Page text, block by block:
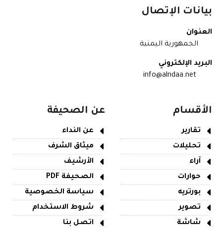
بيانات الإتصال
العنوان
الجمهورية اليمنية
البريد الإلكتروني
info@alndaa.net
الأقسام
تقارير
تحليلات
آراء
حوارات
بورتريه
تصوير
شاشة
عن الصحيفة
عن النداء
ميثاق الشرف
الأرشيف
الصحيفة PDF
سياسة الخصوصية
شروط الاستخدام
اتصل بنا